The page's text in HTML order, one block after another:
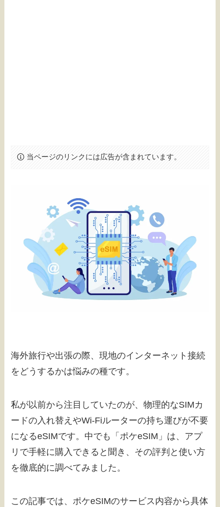
当ページのリンクには広告が含まれています。
海外旅行や出張の際、現地のインターネット接続
をどうするかは悩みの種です。
私が以前から注目していたのが、物理的なSIMカ
ードの入れ替えやWi-Fiルーターの持ち運びが不要
になるeSIMです。中でも「ポケeSIM」は、アプ
リで手軽に購入できると聞き、その評判と使い方
を徹底的に調べてみました。
この記事では、ポケeSIMのサービス内容から具体